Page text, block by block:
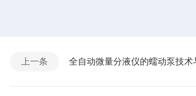
上一条 全自动微量分液仪的蠕动泵技